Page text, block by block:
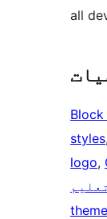
all
styles,
logo,
تعلیم